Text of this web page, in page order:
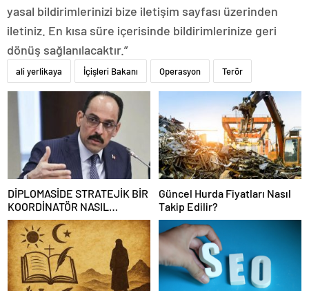
yasal bildirimlerinizi bize iletişim sayfası üzerinden
iletiniz. En kısa süre içerisinde bildirimlerinize geri
dönüş sağlanılacaktır.”
ali yerlikaya İçişleri Bakanı Operasyon Terör
DİPLOMASİDE STRATEJİK BİR
KOORDİNATÖR NASIL
OLUNUR
Güncel Hurda Fiyatları Nasıl
Takip Edilir?